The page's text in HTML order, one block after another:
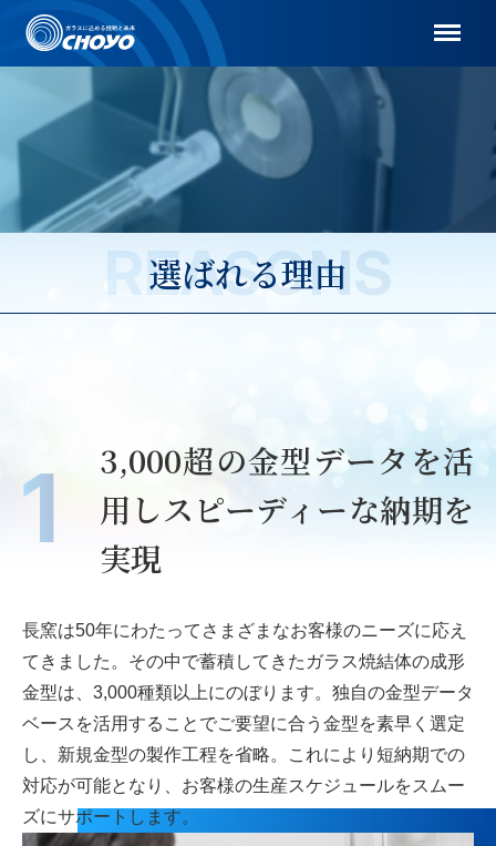
選ばれる理由
REASONS
1
3,000超の金型データを活
用しスピーディーな納期を
実現
長窯は50年にわたってさまざまなお客様のニーズに応え
てきました。その中で蓄積してきたガラス焼結体の成形
金型は、3,000種類以上にのぼります。独自の金型データ
ベースを活用することでご要望に合う金型を素早く選定
し、新規金型の製作工程を省略。これにより短納期での
対応が可能となり、お客様の生産スケジュールをスムー
ズにサポートします。